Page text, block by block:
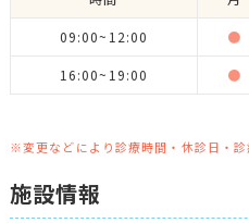
09:00~12:00 ●
16:00~19:00 ●
※変更などにより診療時間・休診日・
施設情報